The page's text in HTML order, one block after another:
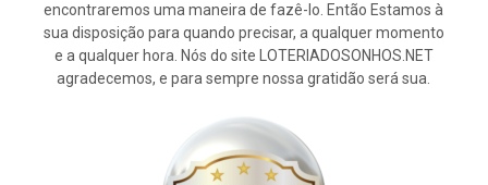
encontraremos uma maneira de fazê-lo. Então Estamos à
sua disposição para quando precisar, a qualquer momento
e a qualquer hora. Nós do site LOTERIADOSONHOS.NET
agradecemos, e para sempre nossa gratidão será sua.